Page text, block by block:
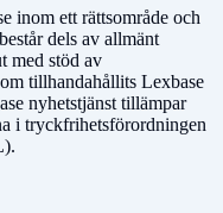
inom ett rättsområde och
dels av allmänt
med stöd av
tillhandahållits Lexbase
nyhetstjänst tillämpar
i tryckfrihetsförordningen